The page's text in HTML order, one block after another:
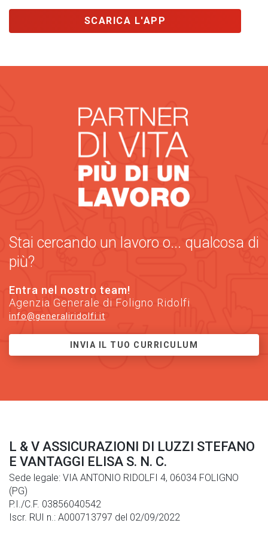
SCARICA L'APP
Stai cercando un lavoro o... qualcosa di
più?
Entra nel nostro team!
Agenzia Generale di Foligno Ridolfi
info@generaliridolfi.it
INVIA IL TUO CURRICULUM
L & V ASSICURAZIONI DI LUZZI STEFANO
E VANTAGGI ELISA S. N. C.
Sede legale: VIA ANTONIO RIDOLFI 4, 06034 FOLIGNO
(PG)
P.I./C.F. 03856040542
Iscr. RUI n.: A000713797 del 02/09/2022